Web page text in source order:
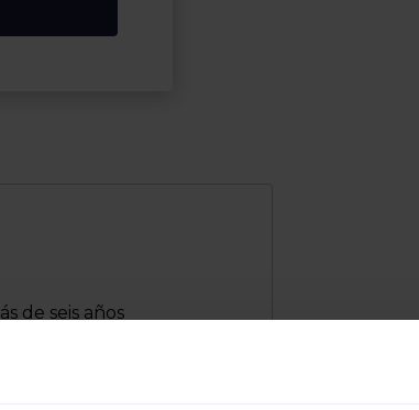
de seis años
necesaria
su potencial,